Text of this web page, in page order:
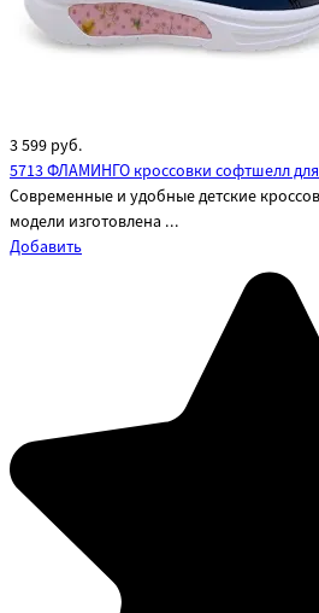
3 599 руб.
5713 ФЛАМИНГО кроссовки софтшелл для
Современные и удобные детские
модели изготовлена ...
Добавить